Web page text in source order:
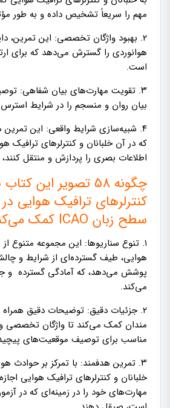
مهم را سریعاً تشخیص داده و به طور
۲. بهبود واژگان تخصصی: این تمرین،
هوانوردی را گسترش می‌دهد که برای
است.
۳. تقویت مهارت‌های بیان شفاهی:
بیان روان و منسجم را در شرایط
۴. شبیه‌سازی شرایط واقعی: این تمرین
که در آن خلبانان و کنترلرهای ترافیک
اطلاعات بصری را پردازش و منتقل
چگونه 58 تصویر این
کنترلرهای ترافیک هوایی
سطح زبان ICAO کمک می‌کند:
هوایی، طیف گسترده‌ای از شرایط و
پوشش می‌دهد، که آمادگی گسترده و
می‌کند.
۲. جزئیات دقیق: توضیحات دقیق همراه
مندان کمک می‌کند تا واژگان تخصصی
مناسب برای توصیف موقعیت‌های پیچیده
۳. تمرین هدفمند: با تمرکز بر حوادث
خلبانان و کنترلرهای ترافیک هوایی